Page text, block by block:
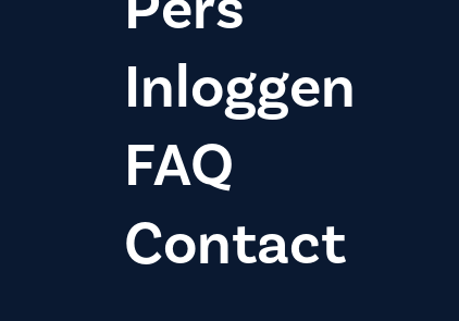
Inloggen
FAQ
Contact